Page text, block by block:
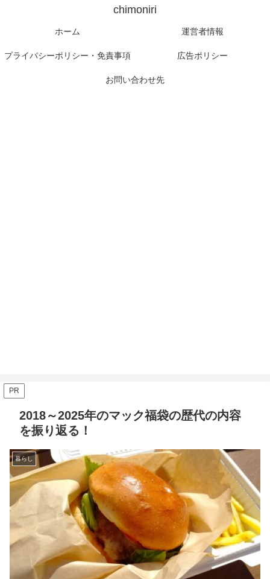
chimoniri
ホーム 運営者情報
プライバシーポリシー・免責事項 広告ポリシー
お問い合わせ先
PR
2018～2025年のマック福袋の歴代の内容
を振り返る！
暮らし